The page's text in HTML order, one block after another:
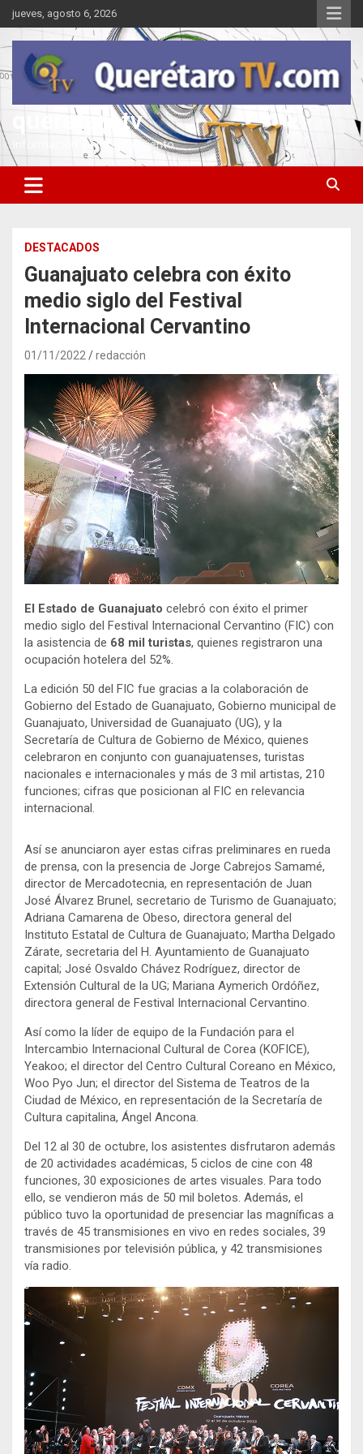
Saltar
al
contenido
jueves, agosto 6, 2026
queretarotv
Información y entretenimiento
DESTACADOS
Guanajuato celebra con éxito
medio siglo del Festival
Internacional Cervantino
01/11/2022 redacción
El Estado de Guanajuato celebró con éxito el primer
medio siglo del Festival Internacional Cervantino (FIC) con
la asistencia de 68 mil turistas, quienes registraron una
ocupación hotelera del 52%.
La edición 50 del FIC fue gracias a la colaboración de
Gobierno del Estado de Guanajuato, Gobierno municipal de
Guanajuato, Universidad de Guanajuato (UG), y la
Secretaría de Cultura de Gobierno de México, quienes
celebraron en conjunto con guanajuatenses, turistas
nacionales e internacionales y más de 3 mil artistas, 210
funciones; cifras que posicionan al FIC en relevancia
internacional.
Así se anunciaron ayer estas cifras preliminares en rueda
de prensa, con la presencia de Jorge Cabrejos Samamé,
director de Mercadotecnia, en representación de Juan
José Álvarez Brunel, secretario de Turismo de Guanajuato;
Adriana Camarena de Obeso, directora general del
Instituto Estatal de Cultura de Guanajuato; Martha Delgado
Zárate, secretaria del H. Ayuntamiento de Guanajuato
capital; José Osvaldo Chávez Rodríguez, director de
Extensión Cultural de la UG; Mariana Aymerich Ordóñez,
directora general de Festival Internacional Cervantino.
Así como la líder de equipo de la Fundación para el
Intercambio Internacional Cultural de Corea (KOFICE),
Yeakoo; el director del Centro Cultural Coreano en México,
Woo Pyo Jun; el director del Sistema de Teatros de la
Ciudad de México, en representación de la Secretaría de
Cultura capitalina, Ángel Ancona.
Del 12 al 30 de octubre, los asistentes disfrutaron además
de 20 actividades académicas, 5 ciclos de cine con 48
funciones, 30 exposiciones de artes visuales. Para todo
ello, se vendieron más de 50 mil boletos. Además, el
público tuvo la oportunidad de presenciar las magníficas a
través de 45 transmisiones en vivo en redes sociales, 39
transmisiones por televisión pública, y 42 transmisiones
vía radio.